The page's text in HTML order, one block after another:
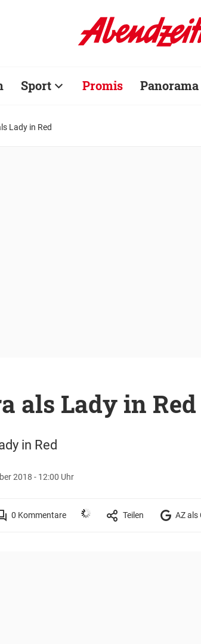
Sport Promis Panorama
Lady in Red
als Lady in Red
in Red
2018 - 12:00 Uhr
0 Kommentare Teilen AZ als